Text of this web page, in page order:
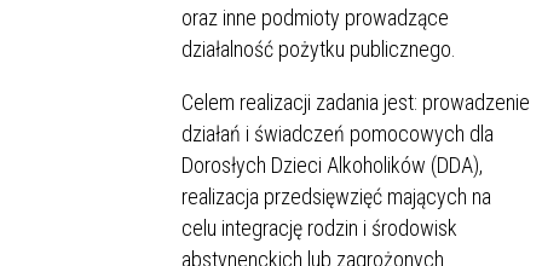
oraz inne podmioty prowadzące
działalność pożytku publicznego.
Celem realizacji zadania jest: prowadzenie
działań i świadczeń pomocowych dla
Dorosłych Dzieci Alkoholików (DDA),
realizacja przedsięwzięć mających na
celu integrację rodzin i środowisk
abstynenckich lub zagrożonych